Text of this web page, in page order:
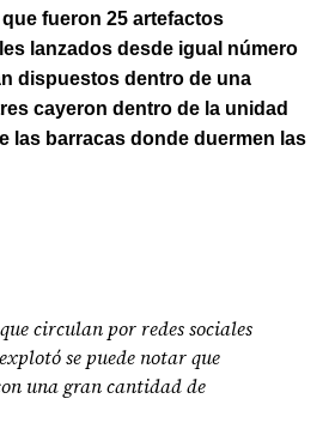
fueron 25 artefactos
lanzados desde igual número
dispuestos dentro de una
cayeron dentro de la unidad
las barracas donde duermen las
circulan por redes sociales
se puede notar que
una gran cantidad de